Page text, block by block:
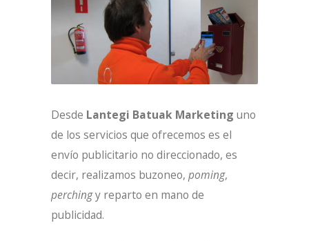
Desde Lantegi Batuak Marketing uno
de los servicios que ofrecemos es el
envío publicitario no direccionado, es
decir, realizamos buzoneo, poming,
perchingy reparto en mano de
publicidad.